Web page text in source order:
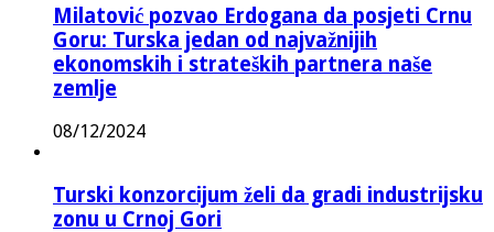
Milatović pozvao Erdogana da posjeti Crnu
Goru: Turska jedan od najvažnijih
ekonomskih i strateških partnera naše
zemlje
08/12/2024
Turski konzorcijum želi da gradi industrijsku
zonu u Crnoj Gori